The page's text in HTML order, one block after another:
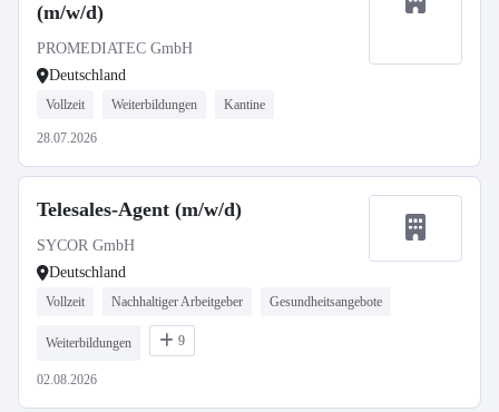
(m/w/d)
PROMEDIATEC GmbH
Deutschland
Vollzeit Weiterbildungen Kantine
28.07.2026
Telesales-Agent (m/w/d)
SYCOR GmbH
Deutschland
Vollzeit Nachhaltiger Arbeitgeber Gesundheitsangebote
Weiterbildungen 9
02.08.2026